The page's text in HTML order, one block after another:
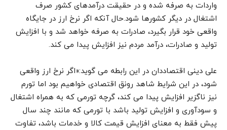
واردات به صرفه شده و در حقیقت درآمدهای کشور صرف
اشتغال در دیگر کشورها شود.حال آنکه اگر نرخ ارز در جایگاه
واقعی خود قرار بگیرد، صادرات به صرفه خواهد شد و با افزایش
تولید و صادرات، درآمد مردم نیز افزایش پیدا می کند.
علی دینی اقتصاددان در این رابطه می گوید:«اگر نرخ ارز واقعی
شود، در این شرایط شاهد رونق اقتصادی خواهیم بود اما تورم
نیز ناگزیر افزایش پیدا می کند، گرچه تورمی که به همراه اشتغال
و سودآوری و افزایش تولید باشد با تورمی که مانند چند سال
پیش فقط به معنای افزایش قیمت کالا و خدمات باشد، تفاوت